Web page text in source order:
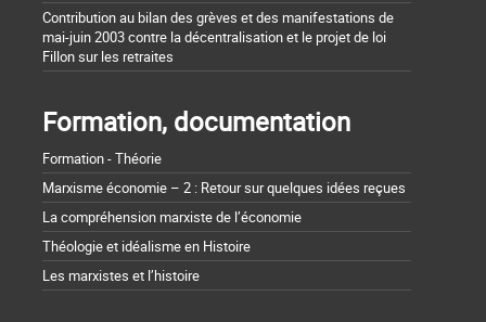
Contribution au bilan des grèves et des manifestations de
mai-juin 2003 contre la décentralisation et le projet de loi
Fillon sur les retraites
Formation, documentation
Formation - Théorie
Marxisme économie – 2 : Retour sur quelques idées reçues
La compréhension marxiste de l’économie
Théologie et idéalisme en Histoire
Les marxistes et l’histoire